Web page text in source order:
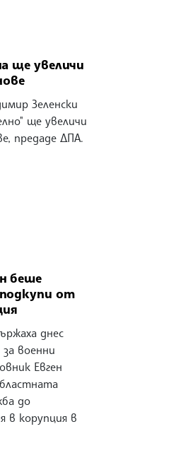
ще увеличи
Зеленски
ще увеличи
предаде ДПА.
беше
от
днес
военни
Евген
до
в корупция в